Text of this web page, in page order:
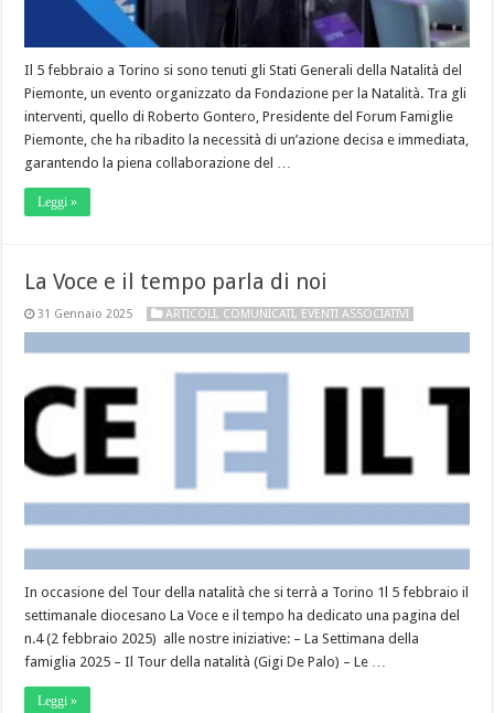
Il 5 febbraio a Torino si sono tenuti gli Stati Generali della Natalità del
Piemonte, un evento organizzato da Fondazione per la Natalità. Tra gli
interventi, quello di Roberto Gontero, Presidente del Forum Famiglie
Piemonte, che ha ribadito la necessità di un’azione decisa e immediata,
garantendo la piena collaborazione del …
Leggi »
La Voce e il tempo parla di noi
31 Gennaio 2025 ARTICOLI, COMUNICATI, EVENTI ASSOCIATIVI
In occasione del Tour della natalità che si terrà a Torino 1l 5 febbraio il
settimanale diocesano La Voce e il tempo ha dedicato una pagina del
n.4 (2 febbraio 2025) alle nostre iniziative: – La Settimana della
famiglia 2025 – Il Tour della natalità (Gigi De Palo) – Le …
Leggi »